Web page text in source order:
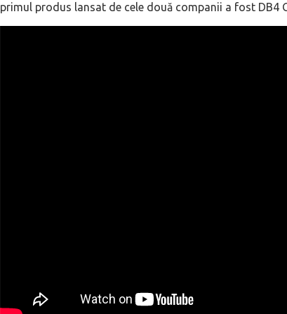
primul produs lansat de cele două companii a fost DB4